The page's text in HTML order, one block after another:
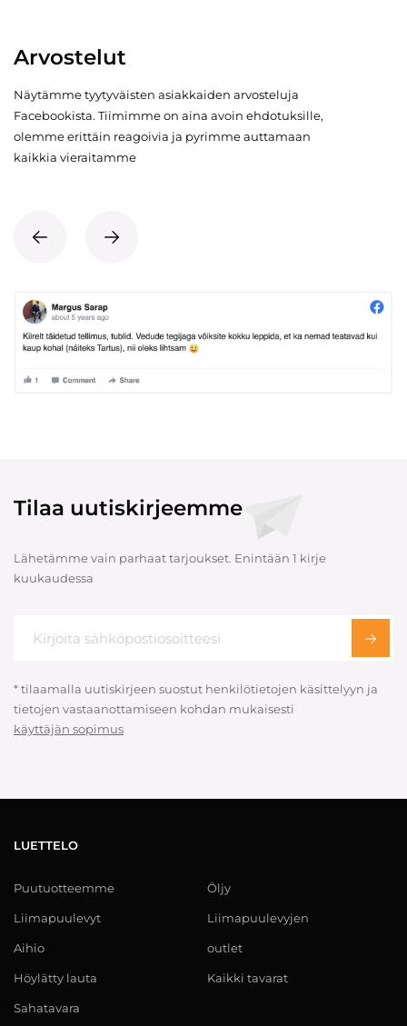
Arvostelut
Näytämme tyytyväisten asiakkaiden arvosteluja
Facebookista. Tiimimme on aina avoin ehdotuksille,
olemme erittäin reagoivia ja pyrimme auttamaan
kaikkia vieraitamme
Tilaa uutiskirjeemme
Lähetämme vain parhaat tarjoukset. Enintään 1 kirje
kuukaudessa
* tilaamalla uutiskirjeen suostut henkilötietojen käsittelyyn ja
tietojen vastaanottamiseen kohdan mukaisesti
käyttäjän sopimus
LUETTELO
Puutuotteemme
Liimapuulevyt
Aihio
Höylätty lauta
Sahatavara
Öljy
Liimapuulevyjen
outlet
Kaikki tavarat